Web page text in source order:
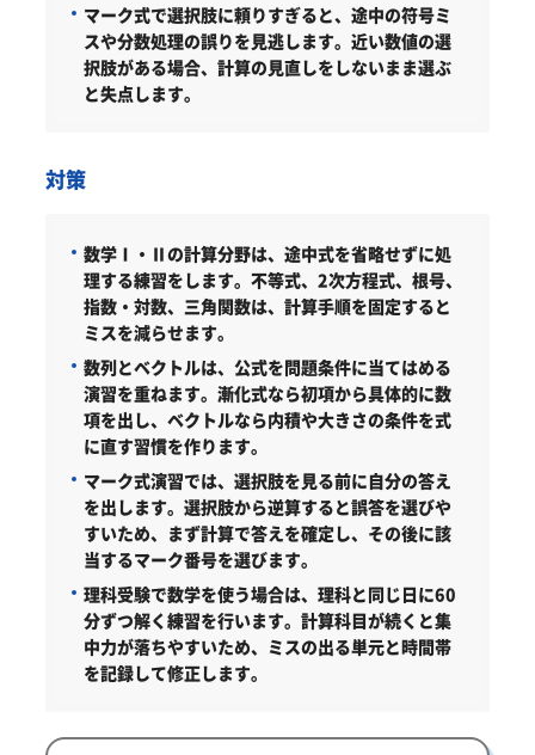
マーク式で選択肢に頼りすぎると、途中の符号ミ
スや分数処理の誤りを見逃します。近い数値の選
択肢がある場合、計算の見直しをしないまま選ぶ
と失点します。
対策
数学Ⅰ・Ⅱの計算分野は、途中式を省略せずに処
理する練習をします。 不等式、2次方程式、根号、
指数・対数、三角関数は、計算手順を固定すると
ミスを減らせます。
数列とベクトルは、公式を問題条件に当てはめる
演習を重ねます。 漸化式なら初項から具体的に数
項を出し、ベクトルなら内積や大きさの条件を式
に直す習慣を作ります。
マーク式演習では、選択肢を見る前に自分の答え
を出します。 選択肢から逆算すると誤答を選びや
すいため、まず計算で答えを確定し、その後に該
当するマーク番号を選びます。
理科受験で数学を使う場合は、理科と同じ日に60
分ずつ解く練習を行います。 計算科目が続くと集
中力が落ちやすいため、ミスの出る単元と時間帯
を記録して修正します。